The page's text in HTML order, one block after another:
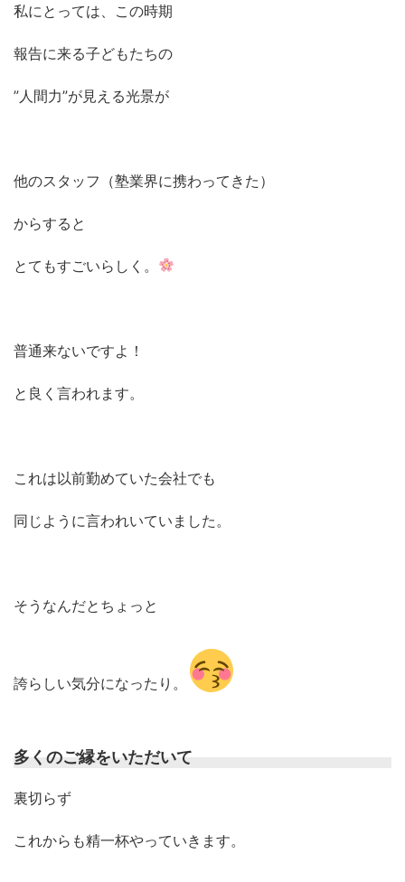
私にとっては、この時期
報告に来る子どもたちの
”人間力”が見える光景が
他のスタッフ（塾業界に携わってきた）
からすると
とてもすごいらしく。
普通来ないですよ！
と良く言われます。
これは以前勤めていた会社でも
同じように言われいていました。
そうなんだとちょっと
誇らしい気分になったり。
多くのご縁をいただいて
裏切らず
これからも精一杯やっていきます。